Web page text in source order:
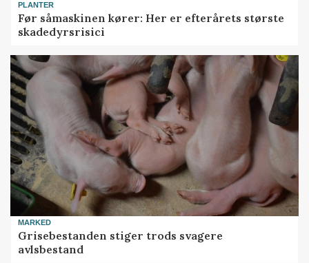
PLANTER
Før såmaskinen kører: Her er efterårets største
skadedyrsrisici
MARKED
Grisebestanden stiger trods svagere
avlsbestand